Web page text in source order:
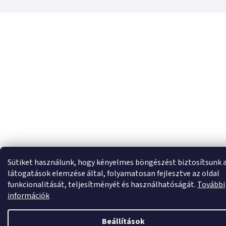
Sütiket használunk, hogy kényelmes böngészést biztosítsunk
látogatások elemzése által, folyamatosan fejlesztve az oldal
funkcionalitását, teljesítményét és használhatóságát. További
információk
Beállítások